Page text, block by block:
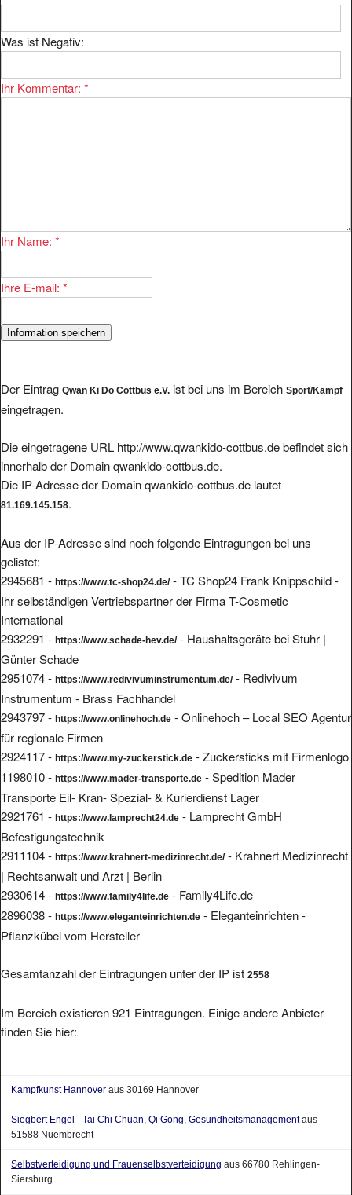
Was ist Negativ:
Ihr Kommentar: *
Ihr Name: *
Ihre E-mail: *
Der Eintrag Qwan Ki Do Cottbus e.V. ist bei uns im Bereich Sport/Kampf
eingetragen.
Die eingetragene URL http://www.qwankido-cottbus.de befindet sich
innerhalb der Domain qwankido-cottbus.de.
Die IP-Adresse der Domain qwankido-cottbus.de lautet
81.169.145.158.
Aus der IP-Adresse sind noch folgende Eintragungen bei uns
gelistet:
2945681 - https://www.tc-shop24.de/- TC Shop24 Frank Knippschild -
Ihr selbständigen Vertriebspartner der Firma T-Cosmetic
International
2932291 - https://www.schade-hev.de/- Haushaltsgeräte bei Stuhr |
Günter Schade
2951074 - https://www.redivivuminstrumentum.de/- Redivivum
Instrumentum - Brass Fachhandel
2943797 - https://www.onlinehoch.de - Onlinehoch – Local SEO Agentur
für regionale Firmen
2924117 - https://www.my-zuckerstick.de - Zuckersticks mit Firmenlogo
1198010 - https://www.mader-transporte.de - Spedition Mader
Transporte Eil- Kran- Spezial- & Kurierdienst Lager
2921761 - https://www.lamprecht24.de - Lamprecht GmbH
Befestigungstechnik
2911104 - https://www.krahnert-medizinrecht.de/- Krahnert Medizinrecht
| Rechtsanwalt und Arzt | Berlin
2930614 - https://www.family4life.de - Family4Life.de
2896038 - https://www.eleganteinrichten.de - Eleganteinrichten -
Pflanzkübel vom Hersteller
Gesamtanzahl der Eintragungen unter der IP ist 2558
Im Bereich existieren 921 Eintragungen. Einige andere Anbieter
finden Sie hier:
Kampfkunst Hannover aus 30169 Hannover
Siegbert Engel - Tai Chi Chuan, Qi Gong, Gesundheitsmanagementaus
51588 Nuembrecht
Selbstverteidigung und Frauenselbstverteidigung aus 66780 Rehlingen-
Siersburg